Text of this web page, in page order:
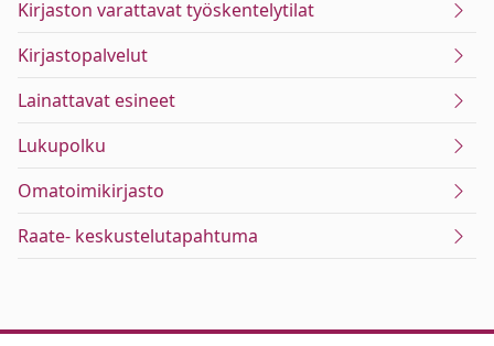
Kirjaston varattavat työskentelytilat
Kirjastopalvelut
Lainattavat esineet
Lukupolku
Omatoimikirjasto
Raate- keskustelutapahtuma